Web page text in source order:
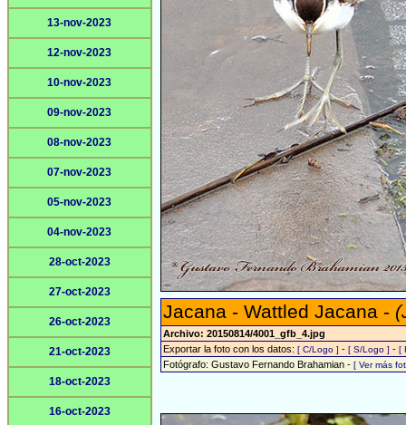
13-nov-2023
12-nov-2023
10-nov-2023
09-nov-2023
08-nov-2023
07-nov-2023
05-nov-2023
04-nov-2023
28-oct-2023
27-oct-2023
26-oct-2023
21-oct-2023
18-oct-2023
16-oct-2023
Jacana - Wattled Jacana -
Archivo: 20150814/4001_gfb_4.jpg
Exportar la foto con los datos: [ C/Logo ] - [ S/Logo ] - [
Fotógrafo: Gustavo Fernando Brahamian - [ Ver más